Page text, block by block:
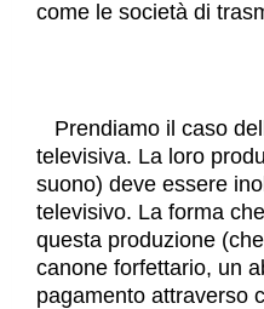
come le società di
Prendiamo il caso
televisiva. La loro
suono) deve essere
televisivo. La forma
questa produzione
canone forfettario, un
pagamento attraverso